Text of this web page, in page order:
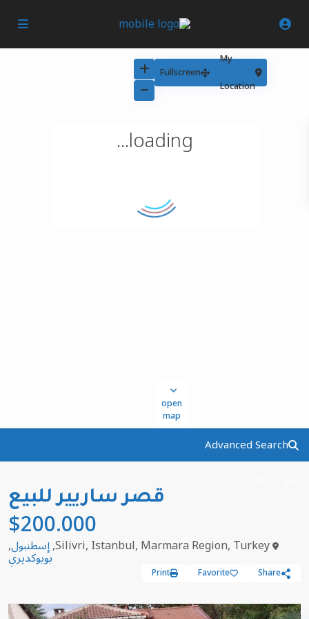
loading...
open
map
My
Location
Fullscreen
Advanced Search
قصر ساريير للبيع
$200.000
إسطنبول,
بويوكديري
Share
Favorite
Print